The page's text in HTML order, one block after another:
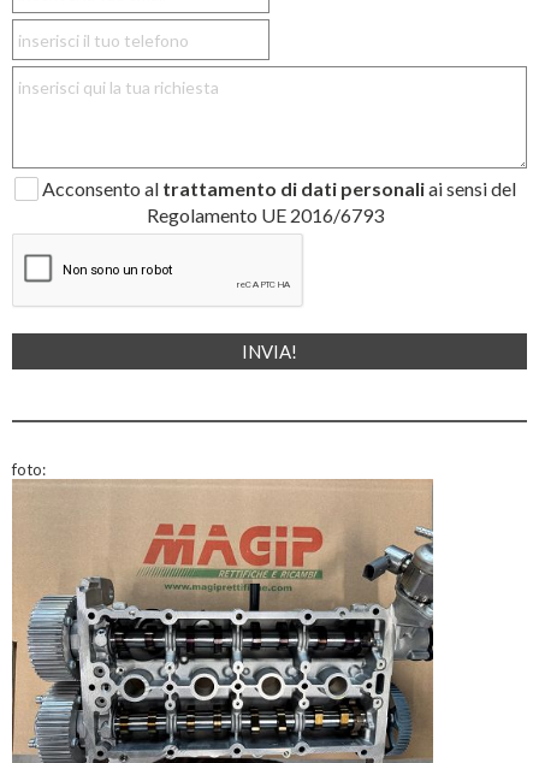
Acconsento al trattamento di dati personaliai sensi del
Regolamento UE 2016/6793
foto: